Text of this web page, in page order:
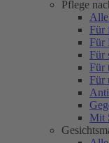
Pflege
Alle
Für
Für
Für
Für
Für
Mit